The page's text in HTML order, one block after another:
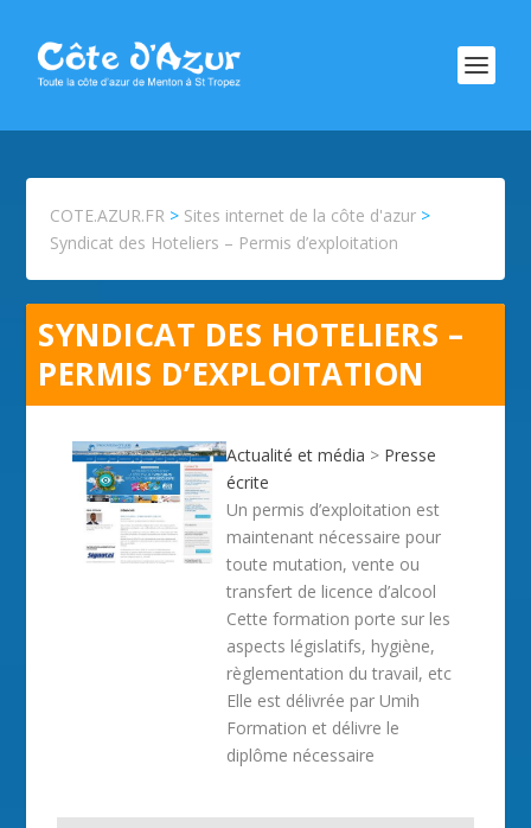
COTE.AZUR.FR > Sites internet de la côte d'azur >
Syndicat des Hoteliers – Permis d’exploitation
SYNDICAT DES HOTELIERS –
PERMIS D’EXPLOITATION
Actualité et média > Presse
écrite
Un permis d’exploitation est
maintenant nécessaire pour
toute mutation, vente ou
transfert de licence d’alcool
Cette formation porte sur les
aspects législatifs, hygiène,
règlementation du travail, etc
Elle est délivrée par Umih
Formation et délivre le
diplôme nécessaire